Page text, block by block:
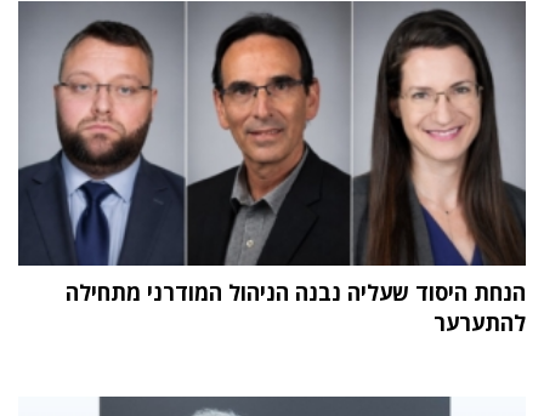
הנחת היסוד שעליה נבנה הניהול המודרני מתחילה
להתערער